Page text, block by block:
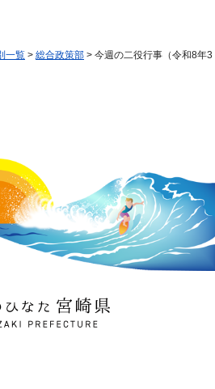
一覧 > 総合政策部 > 今週の二役行事（令和8年3
なた 宮崎県
PREFECTURE